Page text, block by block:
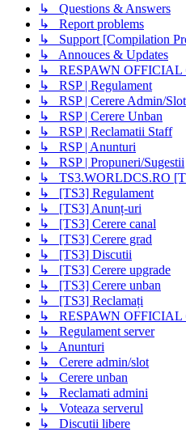
↳ Questions & Answers
↳ Report problems
↳ Support [Compilation
↳ Annouces & Updates
↳ RESPAWN OFFICIAL
↳ RSP | Regulament
↳ RSP | Cerere Admin/Slot
↳ RSP | Cerere Unban
↳ RSP | Reclamatii Staff
↳ RSP | Anunturi
↳ RSP | Propuneri/Sugestii
↳ TS3.WORLDCS.RO
↳ [TS3] Regulament
↳ [TS3] Anunț-uri
↳ [TS3] Cerere canal
↳ [TS3] Cerere grad
↳ [TS3] Discutii
↳ [TS3] Cerere upgrade
↳ [TS3] Cerere unban
↳ [TS3] Reclamați
↳ RESPAWN OFFICIAL
↳ Regulament server
↳ Anunturi
↳ Cerere admin/slot
↳ Cerere unban
↳ Reclamati admini
↳ Voteaza serverul
↳ Discutii libere